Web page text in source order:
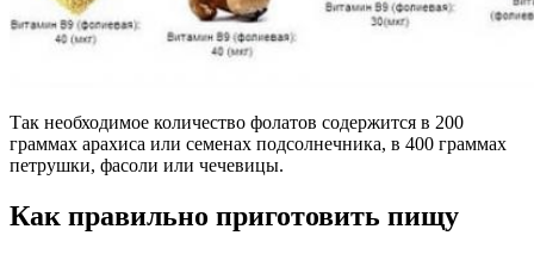
Так необходимое количество фолатов содержится в 200
граммах арахиса или семенах подсолнечника, в 400 граммах
петрушки, фасоли или чечевицы.
Как правильно приготовить пищу